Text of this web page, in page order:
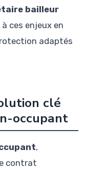
bailleur
ces enjeux en
adaptés
clé
occupant
,
contrat